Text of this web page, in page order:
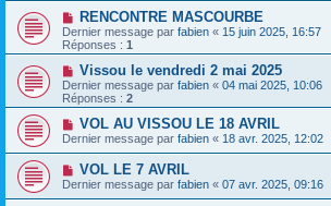
RENCONTRE MASCOURBE
Dernier message par fabien « 15 juin 2025, 16:57
Réponses : 1
Vissou le vendredi 2 mai 2025
Dernier message par fabien « 04 mai 2025, 10:06
Réponses : 2
VOL AU VISSOU LE 18 AVRIL
Dernier message par fabien « 18 avr. 2025, 12:02
VOL LE 7 AVRIL
Dernier message par fabien « 07 avr. 2025, 09:16